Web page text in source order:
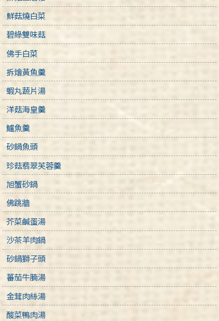
鮮菇燒白菜
碧綠雙味菇
佛手白菜
拆燴黃魚羹
蝦丸蔬片湯
洋菇海皇羹
鱸魚羹
砂鍋魚頭
珍菇翡翠芙蓉羹
旭蟹砂鍋
佛跳牆
芥菜鹹蛋湯
沙茶羊肉鍋
砂鍋獅子頭
蕃茄牛腩湯
金茸肉絲湯
酸菜鴨肉湯